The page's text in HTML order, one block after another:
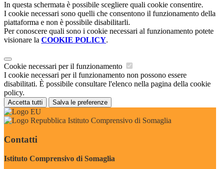
In questa schermata è possibile scegliere quali cookie consentire.
I cookie necessari sono quelli che consentono il funzionamento della
piattaforma e non è possibile disabilitarli.
Per conoscere quali sono i cookie necessari al funzionamento potete
visionare la COOKIE POLICY.
Cookie necessari per il funzionamento
I cookie necessari per il funzionamento non possono essere
disabilitati. È possibile consultare l'elenco nella pagina della cookie
policy.
Accetta tutti Salva le preferenze
Istituto Comprensivo di Somaglia
Contatti
Istituto Comprensivo di Somaglia